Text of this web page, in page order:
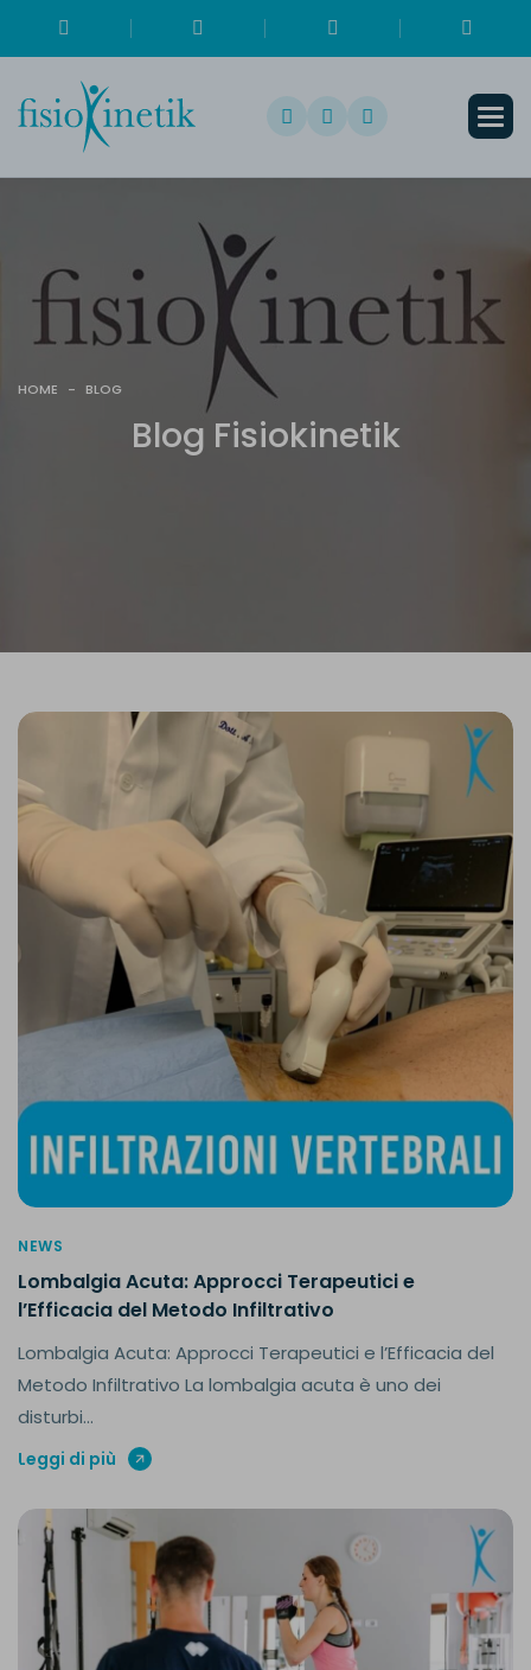
HOME - BLOG
Blog Fisiokinetik
NEWS
Lombalgia Acuta: Approcci Terapeutici e
l’Efficacia del Metodo Infiltrativo
Lombalgia Acuta: Approcci Terapeutici e l’Efficacia del
Metodo Infiltrativo La lombalgia acuta è uno dei
disturbi...
Leggi di più